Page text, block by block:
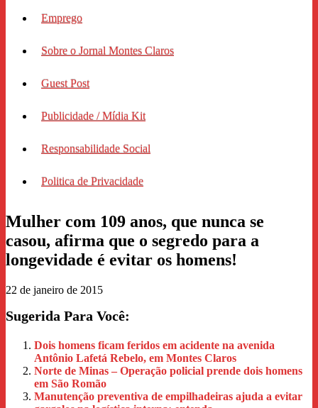
Emprego
Sobre o Jornal Montes Claros
Guest Post
Publicidade / Mídia Kit
Responsabilidade Social
Politica de Privacidade
Mulher com 109 anos, que nunca se
casou, afirma que o segredo para a
longevidade é evitar os homens!
22 de janeiro de 2015
Sugerida Para Você:
Dois homens ficam feridos em acidente na avenida
Antônio Lafetá Rebelo, em Montes Claros
Norte de Minas – Operação policial prende dois homens
em São Romão
Manutenção preventiva de empilhadeiras ajuda a evitar